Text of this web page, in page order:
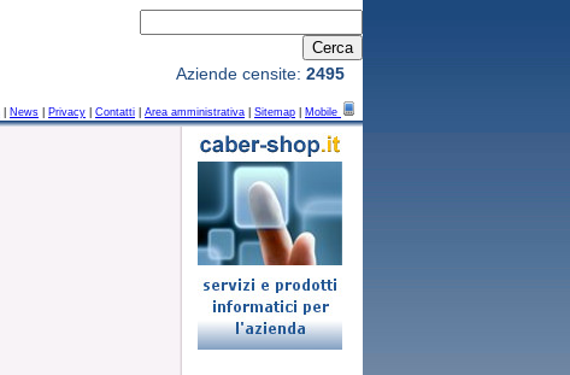
News Privacy Contatti Area amministrativa Sitemap Mobile
Aziende censite: 2495